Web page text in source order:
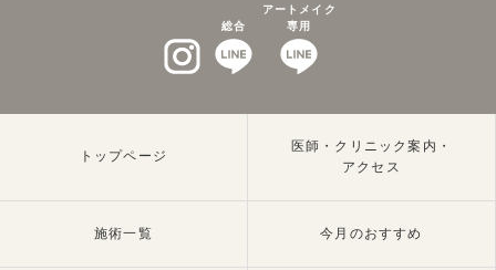
インスタグラム
総合
LINEat
アートメイク
専用
トップページ
医師・クリニック案内・
アクセス
施術一覧 今月のおすすめ